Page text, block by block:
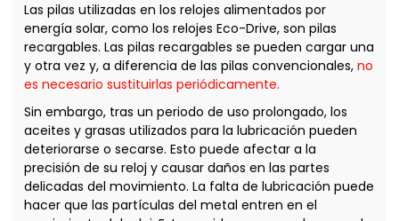
Las pilas utilizadas en los relojes alimentados por
energía solar, como los relojes Eco-Drive, son pilas
recargables. Las pilas recargables se pueden cargar una
y otra vez y, a diferencia de las pilas convencionales,no
es necesario sustituirlas periódicamente.
Sin embargo, tras un periodo de uso prolongado, los
aceites y grasas utilizados para la lubricación pueden
deteriorarse o secarse. Esto puede afectar a la
precisión de su reloj y causar daños en las partes
delicadas del movimiento. La falta de lubricación puede
hacer que las partículas del metal entren en el